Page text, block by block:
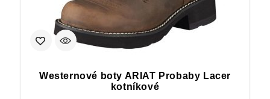
Westernové boty ARIAT Probaby Lacer
kotníkové